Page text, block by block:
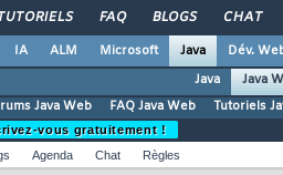
FAQ BLOGS CHAT
IA ALM Microsoft Java Dév.
Java
Java
Java Web FAQ Java Web Tutoriels
vous gratuitement !
Agenda Chat Règles